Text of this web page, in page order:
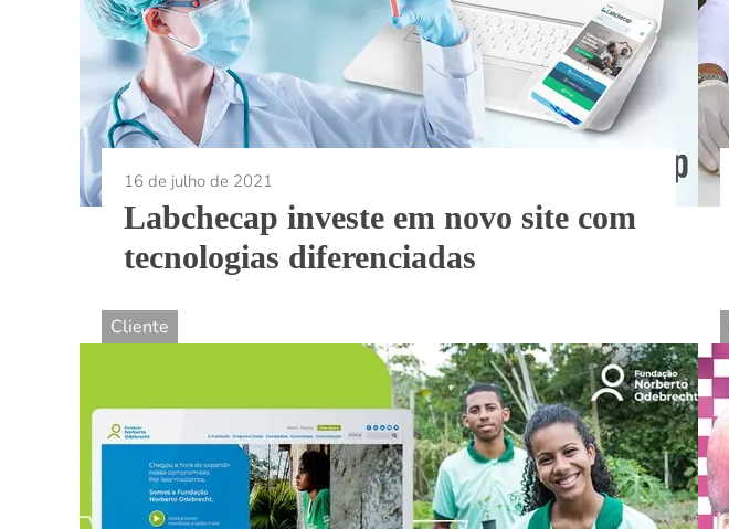
16 de julho de 2021
Labchecap investe em novo site com
tecnologias diferenciadas
Cliente